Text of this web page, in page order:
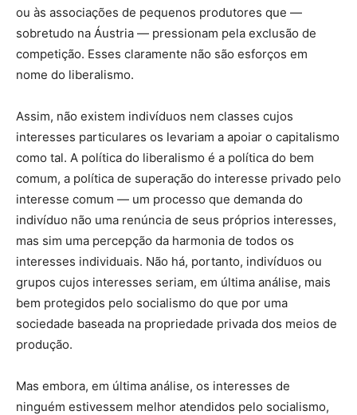
ou às associações de pequenos produtores que —
sobretudo na Áustria — pressionam pela exclusão de
competição. Esses claramente não são esforços em
nome do liberalismo.
Assim, não existem indivíduos nem classes cujos
interesses particulares os levariam a apoiar o capitalismo
como tal. A política do liberalismo é a política do bem
comum, a política de superação do interesse privado pelo
interesse comum — um processo que demanda do
indivíduo não uma renúncia de seus próprios interesses,
mas sim uma percepção da harmonia de todos os
interesses individuais. Não há, portanto, indivíduos ou
grupos cujos interesses seriam, em última análise, mais
bem protegidos pelo socialismo do que por uma
sociedade baseada na propriedade privada dos meios de
produção.
Mas embora, em última análise, os interesses de
ninguém estivessem melhor atendidos pelo socialismo,